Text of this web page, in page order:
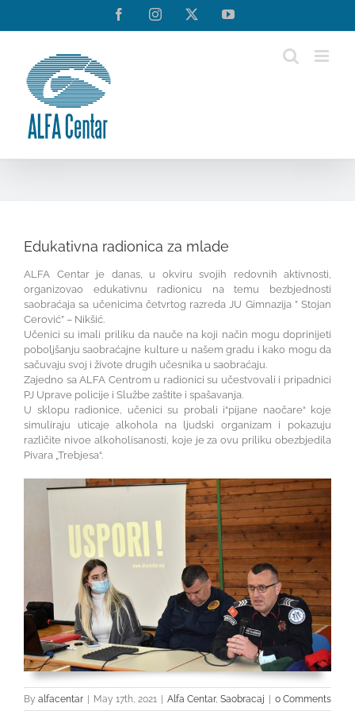
FacebookInstagramTwitterYouTube
Edukativna radionica za mlade
ALFA Centar je danas, u okviru svojih redovnih aktivnosti,
organizovao edukativnu radionicu na temu bezbjednosti
saobraćaja sa učenicima četvrtog razreda JU Gimnazija ” Stojan
Cerović” – Nikšić.
Učenici su imali priliku da nauče na koji način mogu doprinijeti
poboljšanju saobraćajne kulture u našem gradu i kako mogu da
sačuvaju svoj i živote drugih učesnika u saobraćaju.
Zajedno sa ALFA Centrom u radionici su učestvovali i pripadnici
PJ Uprave policije i Službe zaštite i spašavanja.
U sklopu radionice, učenici su probali i“pijane naočare“ koje
simuliraju uticaje alkohola na ljudski organizam i pokazuju
različite nivoe alkoholisanosti, koje je za ovu priliku obezbjedila
Pivara „Trebjesa“.
By alfacentar | May 17th, 2021 | Alfa Centar, Saobracaj | 0 Comments